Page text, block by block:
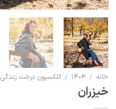
خانه / ۱۴۰۴ / کلکسیون درخت زندگی
خیزران